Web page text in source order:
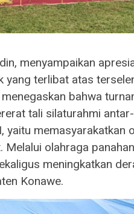
menyampaikan
yang terlibat atas
bahwa
tali silaturahmi
yaitu memasyarakatkan
olahraga
meningkatkan
Konawe.